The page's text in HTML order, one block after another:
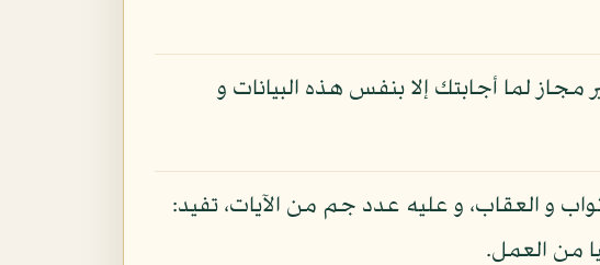
لما أجابتك إلا بنفس هذه البيانات و
و العقاب، و عليه عدد جم من الآيات، تفيد:
من العمل.